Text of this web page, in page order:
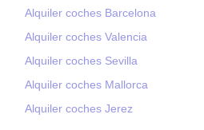
Alquiler coches Barcelona
Alquiler coches Valencia
Alquiler coches Sevilla
Alquiler coches Mallorca
Alquiler coches Jerez